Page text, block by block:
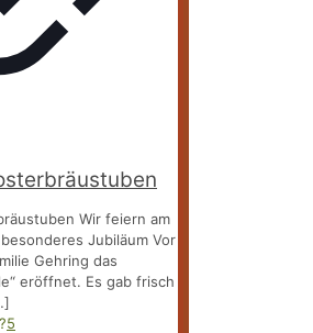
Wir feiern am
Jubiläum Vor
Gehring das
eröffnet. Es gab frisch
5